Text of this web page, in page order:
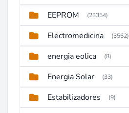
EEPROM (23354)
Electromedicina (3562)
energia eolica (8)
Energia Solar (33)
Estabilizadores (9)